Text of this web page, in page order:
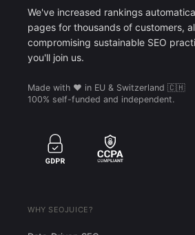
We've increased rankings
pages for thousands of customers,
compromising sustainable SEO
you'll join us.
Made with ❤️ in EU & Switzerland 🇨🇭
100% self-funded and independent.
WHY SEOJUICE?